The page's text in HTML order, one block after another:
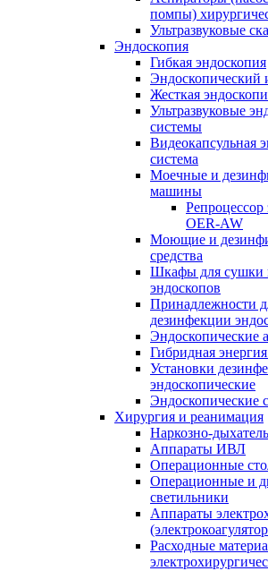
помпы)
Ультразвуковые
Эндоскопия
Гибкая эндоскопия
Эндоскопический
Жесткая
Ультразвуковые
системы
Видеокапсульная
система
Моечные и
машины
OER-AW
Моющие и
средства
Шкафы для сушки
эндоскопов
Принадлежности
дезинфекции
Эндоскопические
Гибридная
Установки
эндоскопические
Эндоскопические
Хирургия и реанимация
Наркозно-
Аппараты ИВЛ
Операционные
Операционные и
светильники
Аппараты
Расходные